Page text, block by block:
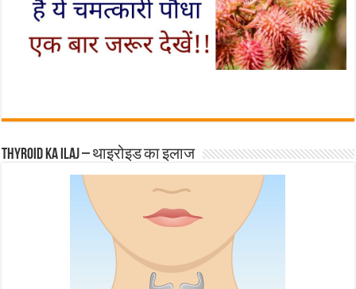
Thyroid ka ilaj – थाइरोइड का इलाज